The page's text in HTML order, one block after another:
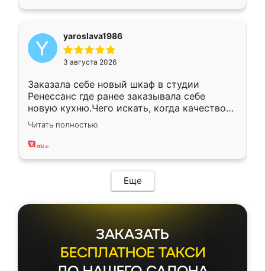
yaroslava1986
3 августа 2026
Заказала себе новый шкаф в студии
Ренессанс где ранее заказывала себе
новую кухню.Чего искать, когда качеством
вполне довольна. Служит кухня уже почти
два года, нареканий нет.
Читать полностью
Еще
ЗАКАЗАТЬ
БЕСПЛАТНОЕ ТАКСИ